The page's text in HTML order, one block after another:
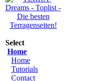
Select
Home
Home
Tutorials
Contact